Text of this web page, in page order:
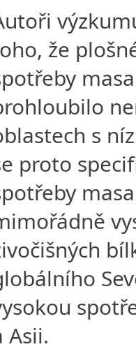
že
s
proto
Asii.